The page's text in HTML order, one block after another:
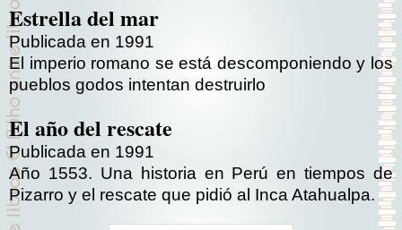
Estrella del mar
Publicada en 1991
El imperio romano se está descomponiendo y los
pueblos godos intentan destruirlo
El año del rescate
Publicada en 1991
Año 1553. Una historia en Perú en tiempos de
Pizarro y el rescate que pidió al Inca Atahualpa.